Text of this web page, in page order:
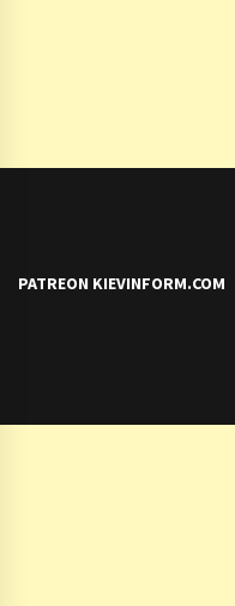
PATREON KIEVINFORM.COM